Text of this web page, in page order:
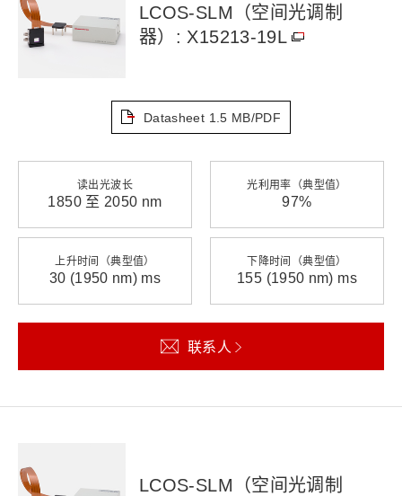
LCOS-SLM（空间光调制
器）: X15213-19L
Datasheet 1.5 MB/PDF
读出光波长
1850 至 2050 nm
光利用率（典型值）
97%
上升时间（典型值）
30 (1950 nm) ms
下降时间（典型值）
155 (1950 nm) ms
联系人
LCOS-SLM（空间光调制